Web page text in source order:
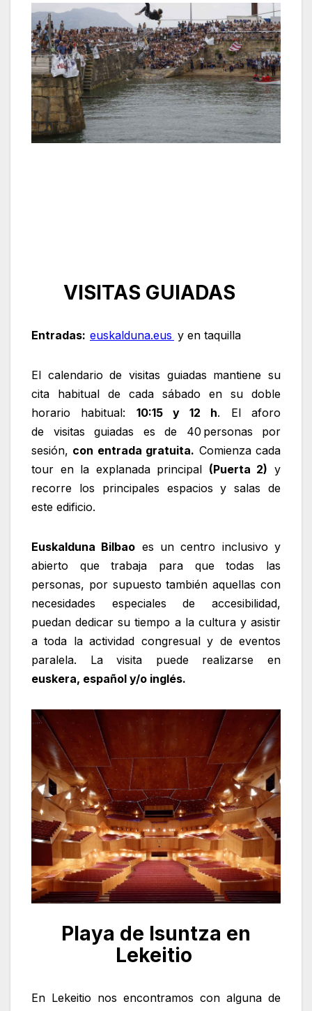
VISITAS GUIADAS
Entradas: euskalduna.eus y en taquilla
El calendario de visitas guiadas mantiene su
cita habitual de cada sábado en su doble
horario habitual: 10:15 y 12 h. El aforo
de visitas guiadas es de 40 personas por
sesión, con entrada gratuita. Comienza cada
tour en la explanada principal (Puerta 2) y
recorre los principales espacios y salas de
este edificio.
Euskalduna Bilbao es un centro inclusivo y
abierto que trabaja para que todas las
personas, por supuesto también aquellas con
necesidades especiales de accesibilidad,
puedan dedicar su tiempo a la cultura y asistir
a toda la actividad congresual y de eventos
paralela. La visita puede realizarse en
euskera, español y/o inglés.
Playa de Isuntza en
Lekeitio
En Lekeitio nos encontramos con alguna de